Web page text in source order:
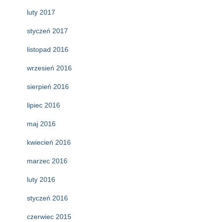
luty 2017
styczeń 2017
listopad 2016
wrzesień 2016
sierpień 2016
lipiec 2016
maj 2016
kwiecień 2016
marzec 2016
luty 2016
styczeń 2016
czerwiec 2015